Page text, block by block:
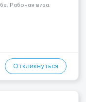
Рабочая виза.
Высокая зарплат...
Откликнуться